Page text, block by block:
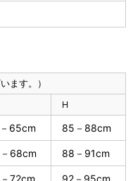
ます。）
H
65cm 85－88cm
68cm 88－91cm